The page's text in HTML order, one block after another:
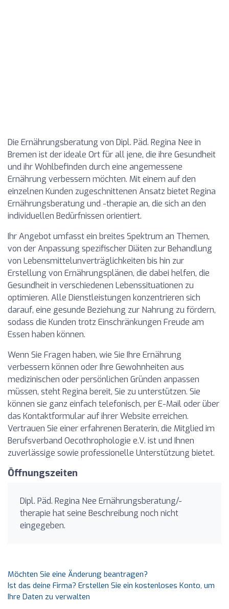
Die Ernährungsberatung von Dipl. Päd. Regina Nee in
Bremen ist der ideale Ort für all jene, die ihre Gesundheit
und ihr Wohlbefinden durch eine angemessene
Ernährung verbessern möchten. Mit einem auf den
einzelnen Kunden zugeschnittenen Ansatz bietet Regina
Ernährungsberatung und -therapie an, die sich an den
individuellen Bedürfnissen orientiert.
Ihr Angebot umfasst ein breites Spektrum an Themen,
von der Anpassung spezifischer Diäten zur Behandlung
von Lebensmittelunverträglichkeiten bis hin zur
Erstellung von Ernährungsplänen, die dabei helfen, die
Gesundheit in verschiedenen Lebenssituationen zu
optimieren. Alle Dienstleistungen konzentrieren sich
darauf, eine gesunde Beziehung zur Nahrung zu fördern,
sodass die Kunden trotz Einschränkungen Freude am
Essen haben können.
Wenn Sie Fragen haben, wie Sie Ihre Ernährung
verbessern können oder Ihre Gewohnheiten aus
medizinischen oder persönlichen Gründen anpassen
müssen, steht Regina bereit, Sie zu unterstützen. Sie
können sie ganz einfach telefonisch, per E-Mail oder über
das Kontaktformular auf ihrer Website erreichen.
Vertrauen Sie einer erfahrenen Beraterin, die Mitglied im
Berufsverband Oecothrophologie e.V. ist und Ihnen
zuverlässige sowie professionelle Unterstützung bietet.
Öffnungszeiten
Dipl. Päd. Regina Nee Ernährungsberatung/-
therapie hat seine Beschreibung noch nicht
eingegeben.
Möchten Sie eine Änderung beantragen?
Ist das deine Firma? Erstellen Sie ein kostenloses Konto, um
Ihre Daten zu verwalten